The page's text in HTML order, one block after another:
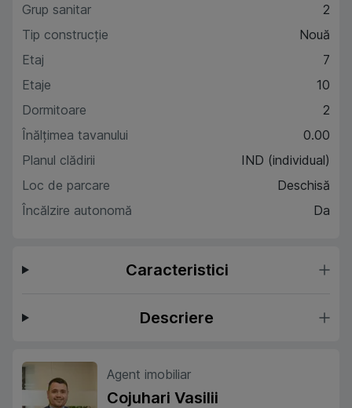
Grup sanitar
2
Tip construcție
Nouă
Etaj
7
Etaje
10
Dormitoare
2
Înălțimea tavanului
0.00
Planul clădirii
IND (individual)
Loc de parcare
Deschisă
Încălzire autonomă
Da
Caracteristici
Descriere
Agent imobiliar
Cojuhari Vasilii